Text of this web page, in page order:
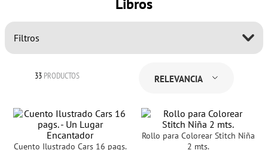
Libros
Filtros
33 PRODUCTOS RELEVANCIA
Cuento Ilustrado Cars 16 pags.
Rollo para Colorear Stitch Niña
2 mts.